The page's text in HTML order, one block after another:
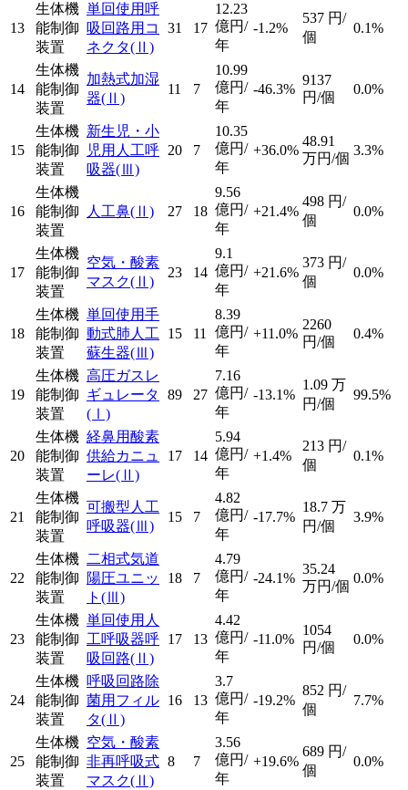
13
生体機
能制御
装置
単回使用呼
吸回路用コ
ネクタ(Ⅱ)
31 17
12.23
億円/
年
-1.2%
537 円/
個
0.1%
14
生体機
能制御
装置
加熱式加湿
器(Ⅱ)
11 7
10.99
億円/
年
-46.3%
9137
円/個
0.0%
15
生体機
能制御
装置
新生児・小
児用人工呼
吸器(Ⅲ)
20 7
10.35
億円/
年
+36.0%
48.91
万円/個
3.3%
16
生体機
能制御
装置
人工鼻(Ⅱ) 27 18
9.56
億円/
年
+21.4%
498 円/
個
0.0%
17
生体機
能制御
装置
空気・酸素
マスク(Ⅱ)
23 14
9.1
億円/
年
+21.6%
373 円/
個
0.0%
18
生体機
能制御
装置
単回使用手
動式肺人工
蘇生器(Ⅲ)
15 11
8.39
億円/
年
+11.0%
2260
円/個
0.4%
19
生体機
能制御
装置
高圧ガスレ
ギュレータ
(Ⅰ)
89 27
7.16
億円/
年
-13.1%
1.09 万
円/個
99.5%
20
生体機
能制御
装置
経鼻用酸素
供給カニュ
ーレ(Ⅱ)
17 14
5.94
億円/
年
+1.4%
213 円/
個
0.1%
21
生体機
能制御
装置
可搬型人工
呼吸器(Ⅲ)
15 7
4.82
億円/
年
-17.7%
18.7 万
円/個
3.9%
22
生体機
能制御
装置
二相式気道
陽圧ユニッ
ト (Ⅲ)
18 7
4.79
億円/
年
-24.1%
35.24
万円/個
0.0%
23
生体機
能制御
装置
単回使用人
工呼吸器呼
吸回路(Ⅱ)
17 13
4.42
億円/
年
-11.0%
1054
円/個
0.0%
24
生体機
能制御
装置
呼吸回路除
菌用フィル
タ(Ⅱ)
16 13
3.7
億円/
年
-19.2%
852 円/
個
7.7%
25
生体機
能制御
装置
空気・酸素
非再呼吸式
マスク(Ⅱ)
8 7
3.56
億円/
年
+19.6%
689 円/
個
0.0%